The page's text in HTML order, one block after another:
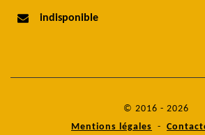
indisponible
© 2016 - 2026
Mentions légales -